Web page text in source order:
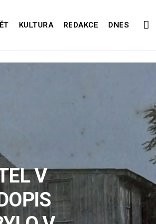
KULTURA REDAKCE DNES
V